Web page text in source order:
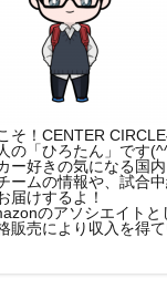
そ！CENTER CIRCLE
の「ひろたん」です
ー好きの気になる国
ームの情報や、試合
届けするよ！
のアソシエイトと
販売により収入を得て